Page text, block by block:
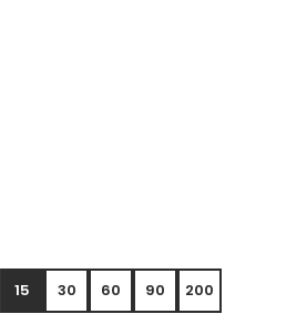
15 30 60 90 200